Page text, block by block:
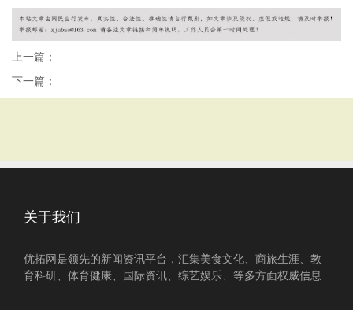
上一篇：
下一篇：
关于我们
优拓网是领先的新闻资讯平台，汇集美食文化、商旅生涯、教
育科研、体育健康、国际资讯、综艺娱乐、等多方面权威信息